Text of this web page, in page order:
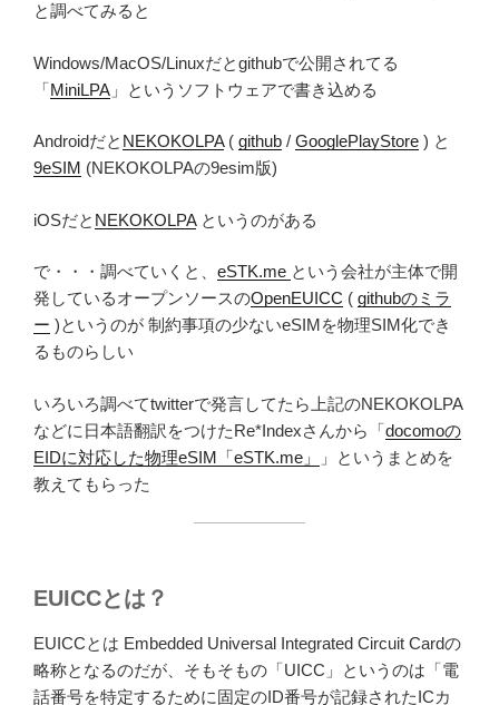
と調べてみると
Windows/MacOS/Linuxだとgithubで公開されてる
「MiniLPA 」というソフトウェアで書き込める
Androidだと NEKOKOLPA( github / GooglePlayStore ) と
9eSIM (NEKOKOLPAの9esim版)
iOSだと NEKOKOLPAというのがある
で・・・調べていくと、 eSTK.me という会社が主体で開
発しているオープンソースのOpenEUICC ( githubのミラ
ー )というのが 制約事項の少ないeSIMを物理SIM化でき
るものらしい
いろいろ調べてtwitterで発言してたら上記のNEKOKOLPA
などに日本語翻訳をつけたRe*Indexさんから「docomoの
EIDに対応した物理eSIM「eSTK.me」
」というまとめを
教えてもらった
EUICCとは？
EUICCとは Embedded Universal Integrated Circuit Cardの
略称となるのだが、そもそもの「UICC」というのは「電
話番号を特定するために固定のID番号が記録されたICカ